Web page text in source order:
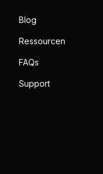
Blog
Ressourcen
FAQs
Support